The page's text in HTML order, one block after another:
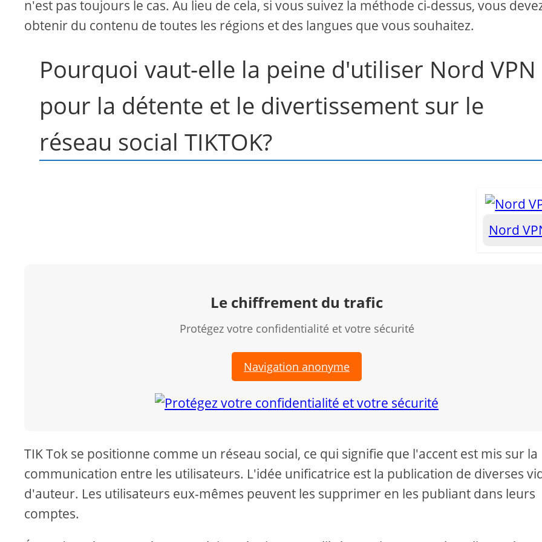
n'est pas toujours le cas. Au lieu de cela, si vous suivez la méthode ci-dessus, vous
obtenir du contenu de toutes les régions et des langues que vous souhaitez.
Pourquoi vaut-elle la peine d'utiliser Nord VPN
pour la détente et le divertissement sur le
réseau social TIKTOK?
Nord
Le chiffrement du trafic
Protégez votre confidentialité et votre sécurité
Navigation anonyme
TIK Tok se positionne comme un réseau social, ce qui signifie que l'accent est mis sur la
communication entre les utilisateurs. L'idée unificatrice est la publication de diverses
d'auteur. Les utilisateurs eux-mêmes peuvent les supprimer en les publiant dans leurs
comptes.